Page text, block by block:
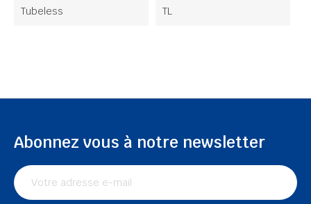
Tubeless TL
Abonnez vous à notre newsletter